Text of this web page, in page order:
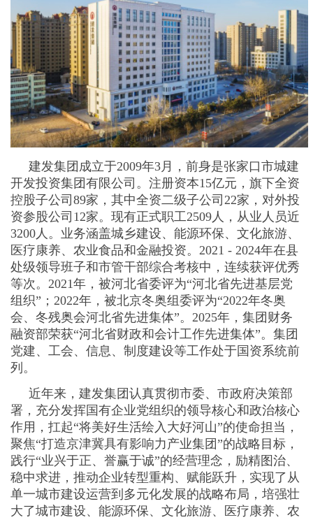
建发集团成立于2009年3月，前身是张家口市城建
开发投资集团有限公司。注册资本15亿元，旗下全资
控股子公司89家，其中全资二级子公司22家，对外投
资参股公司12家。现有正式职工2509人，从业人员近
3200人。业务涵盖城乡建设、能源环保、文化旅游、
医疗康养、农业食品和金融投资。2021 - 2024年在县
处级领导班子和市管干部综合考核中，连续获评优秀
等次。2021年，被河北省委评为“河北省先进基层党
组织”；2022年，被北京冬奥组委评为“2022年冬奥
会、冬残奥会河北省先进集体”。2025年，集团财务
融资部荣获“河北省财政和会计工作先进集体”。集团
党建、工会、信息、制度建设等工作处于国资系统前
列。
近年来，建发集团认真贯彻市委、市政府决策部
署，充分发挥国有企业党组织的领导核心和政治核心
作用，扛起“将美好生活绘入大好河山”的使命担当，
聚焦“打造京津冀具有影响力产业集团”的战略目标，
践行“业兴于正、誉赢于诚”的经营理念，励精图治、
稳中求进，推动企业转型重构、赋能跃升，实现了从
单一城市建设运营到多元化发展的战略布局，培强壮
大了城市建设、能源环保、文化旅游、医疗康养、农